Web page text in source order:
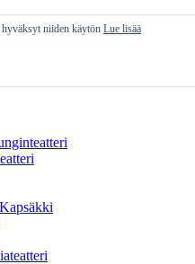
hyväksyt niiden käytön Lue lisää